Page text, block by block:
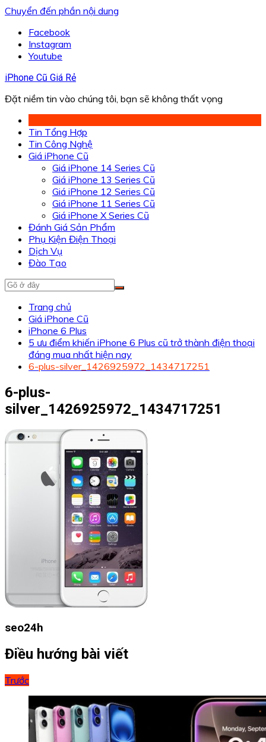
Chuyển đến phần nội dung
Facebook
Instagram
Youtube
iPhone Cũ Giá Rẻ
Đặt niềm tin vào chúng tôi, bạn sẽ không thất vọng
Tin Tổng Hợp
Tin Công Nghệ
Giá iPhone Cũ
Giá iPhone 14 Series Cũ
Giá iPhone 13 Series Cũ
Giá iPhone 12 Series Cũ
Giá iPhone 11 Series Cũ
Giá iPhone X Series Cũ
Đánh Giá Sản Phẩm
Phụ Kiện Điện Thoại
Dịch Vụ
Đào Tạo
Trang chủ
Giá iPhone Cũ
iPhone 6 Plus
5 ưu điểm khiến iPhone 6 Plus cũ trở thành điện thoại
đáng mua nhất hiện nay
6-plus-silver_1426925972_1434717251
6-plus-
silver_1426925972_1434717251
seo24h
Điều hướng bài viết
Trước